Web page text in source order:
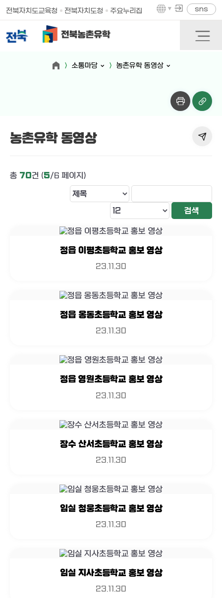
전북자치도교육청 전북자치도청 주요누리집 sns
소통마당 농촌유학 동영상
농촌유학 동영상
총 70건 (5/6 페이지)
정읍 이평초등학교 홍보 영상
23.11.30
정읍 옹동초등학교 홍보 영상
23.11.30
정읍 영원초등학교 홍보 영상
23.11.30
장수 산서초등학교 홍보 영상
23.11.30
임실 청웅초등학교 홍보 영상
23.11.30
임실 지사초등학교 홍보 영상
23.11.30